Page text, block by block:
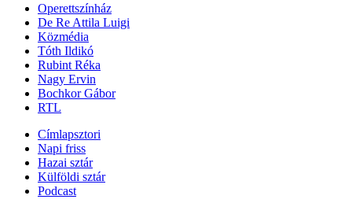
Operettszínház
De Re Attila Luigi
Közmédia
Tóth Ildikó
Rubint Réka
Nagy Ervin
Bochkor Gábor
RTL
Címlapsztori
Napi friss
Hazai sztár
Külföldi sztár
Podcast